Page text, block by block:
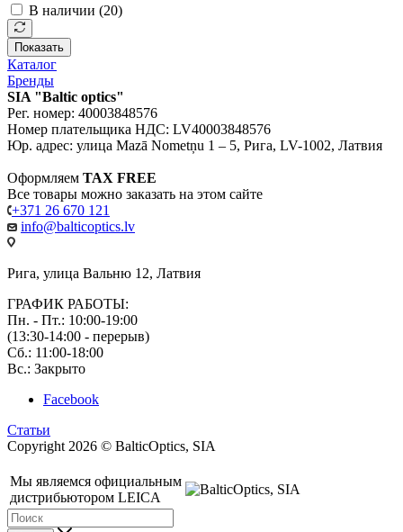
В наличии (20)
Показать
Каталог
Бренды
SIA "Baltic optics"
Рег. номер: 40003848576
Номер плательщика НДС: LV40003848576
Юр. адрес: улица Mazā Nometņu 1 – 5, Рига, LV-1002, Латвия
Оформляем TAX FREE
Все товары можно заказать на этом сайте
+371 26 670 121
info@balticoptics.lv
Рига, улица Вальню 12, Латвия
ГРАФИК РАБОТЫ:
Пн. - Пт.: 10:00-19:00
(13:30-14:00 - перерыв)
Сб.: 11:00-18:00
Вс.: Закрыто
Facebook
Статьи
Copyright 2026 © BalticOptics, SIA
Мы являемся официальным
дистрибьютором LEICA